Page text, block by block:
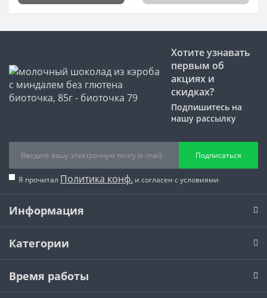
Хотите узнавать
первым об
акциях и
скидках?
Подпишитесь на
нашу рассылку
Подписаться
Я прочитал Политика конф. и согласен с условиями
Информация
Категории
Время работы